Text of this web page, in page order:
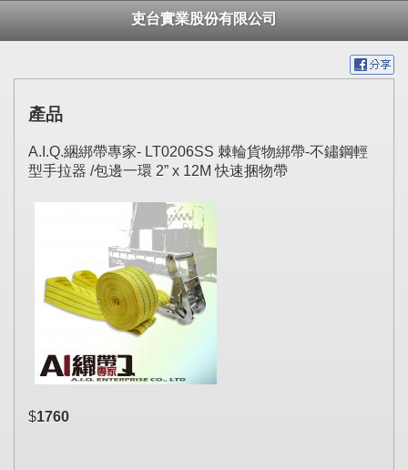
吏台實業股份有限公司
產品
A.I.Q.綑綁帶專家- LT0206SS 棘輪貨物綁帶-不鏽鋼輕
型手拉器 /包邊一環 2” x 12M 快速捆物帶
$1760